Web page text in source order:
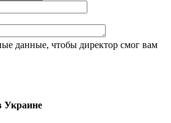
данные, чтобы директор смог вам
Украине